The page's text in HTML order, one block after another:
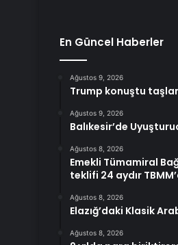
En Güncel Haberler
Ağustos 9, 2026
Trump konuştu
Ağustos 9, 2026
Balıkesir’de
Ağustos 8, 2026
Emekli Tümamiral
teklifi 24 aydır
Ağustos 8, 2026
Elazığ’daki Klasik
Ağustos 8, 2026